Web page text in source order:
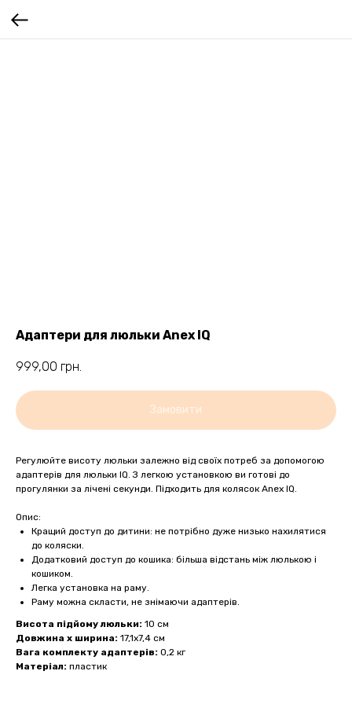
Адаптери для люльки Anex IQ
999,00 грн.
Замовити
Регулюйте висоту люльки залежно від своїх потреб за допомогою
адаптерів для люльки IQ. З легкою установкою ви готові до
прогулянки за лічені секунди. Підходить для колясок Anex IQ.
Опис:
Кращий доступ до дитини: не потрібно дуже низько нахилятися
до коляски.
Додатковий доступ до кошика: більша відстань між люлькою і
кошиком.
Легка установка на раму.
Раму можна скласти, не знімаючи адаптерів.
Висота підйому люльки: 10 см
Довжина х ширина: 17,1х7,4 см
Вага комплекту адаптерів: 0,2 кг
Матеріал: пластик